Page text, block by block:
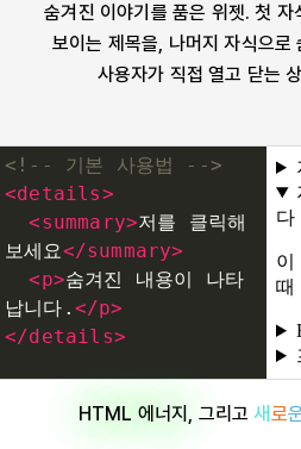
dialog
div
dl
em
embed
fieldset
숨겨진 이야기를 품은 위젯. 첫 자
보이는 제목을, 나머지 자식으로
사용자가 직접 열고 닫는
<!-- 기본 사용법 -->
<details>
<summary>저를 클릭해
보세요</summary>
<p>숨겨진 내용이 나타
납니다. </p>
</details>
면 기본적으로 내용이 펼쳐
HTML 에너지 , 그리고 새로